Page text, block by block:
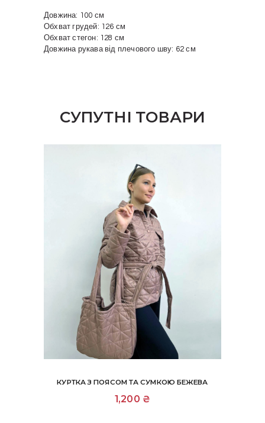
Довжина: 100 см
Обхват грудей: 126 см
Обхват стегон: 128 см
Довжина рукава від плечового шву: 62 см
СУПУТНІ ТОВАРИ
КУРТКА З ПОЯСОМ ТА СУМКОЮ БЕЖЕВА
1,200 ₴